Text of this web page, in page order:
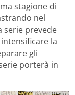
stagione di
nel
serie prevede
la
gli
porterà in